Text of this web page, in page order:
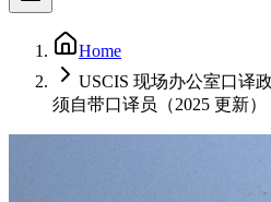
Home
USCIS 现场办公室口译
须自带口译员（2025 更新）